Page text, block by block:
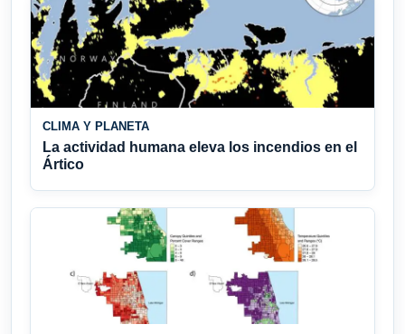
CLIMA Y PLANETA
La actividad humana eleva los incendios en el
Ártico